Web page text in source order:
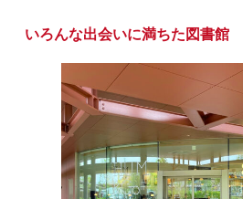
いろんな出会いに満ちた図書館